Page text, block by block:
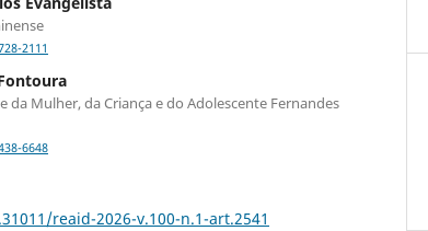
2111
da Mulher, da Criança e do Adolescente Fernandes
6648
reaid-2026-v.100-n.1-art.2541